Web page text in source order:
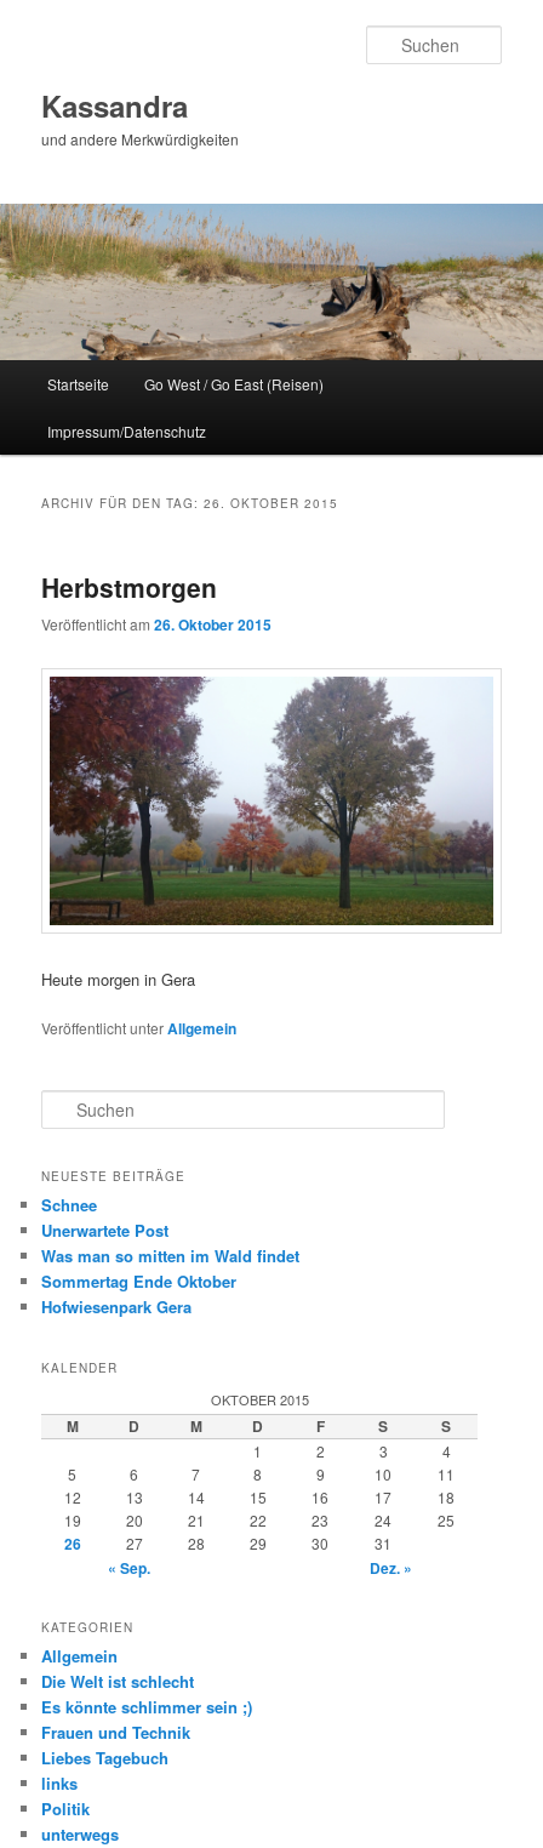
Kassandra
und andere Merkwürdigkeiten
Startseite Go West / Go East (Reisen)
Impressum/Datenschutz
ARCHIV FÜR DEN TAG:26. OKTOBER 2015
Herbstmorgen
Veröffentlicht am26. Oktober 2015
Heute morgen in Gera
Veröffentlicht unterAllgemein
u
h
n
NEUESTE BEITRÄGE
Schnee
Unerwartete Post
Was man so mitten im Wald findet
Sommertag Ende Oktober
Hofwiesenpark Gera
KALENDER
OKTOBER 2015
M D M D F S S
1 2 3
4
5
6 7 8 9 10
11
12
13 14 15 16 17
18
19
20 21 22 23 24 25
26 27 28 29 30 31
« Sep. Dez. »
KATEGORIEN
Allgemein
Die Welt ist schlecht
Es könnte schlimmer sein ;)
Frauen und Technik
Liebes Tagebuch
links
Politik
unterwegs